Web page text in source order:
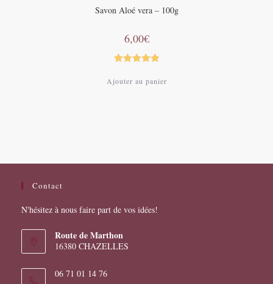
Savon Aloé vera – 100g
6,00€
sur 5
Ajouter au panier
Contact
N'hésitez à nous faire part de vos idées!
Route de Marthon
16380 CHAZELLES
06 71 01 14 76